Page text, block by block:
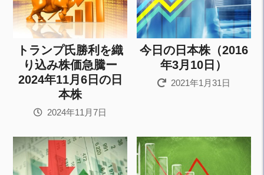
トランプ氏勝利を織
り込み株価急騰ー
2024年11月6日の日
本株
2024年11月7日
今日の日本株（2016
年3月10日）
2021年1月31日